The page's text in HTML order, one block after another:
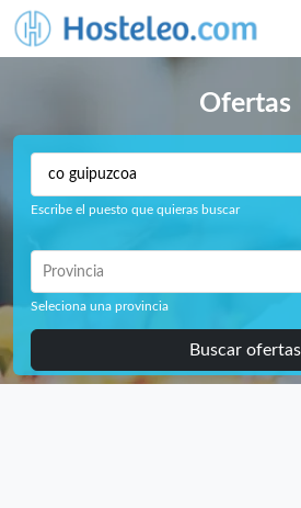
Ofertas
Escribe el puesto que quieras buscar
Provincia
Seleciona una provincia
Buscar ofertas